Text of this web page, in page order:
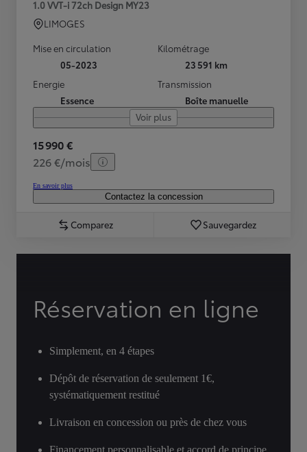
1.0 VVT-i 72ch Design MY23
LIMOGES
Mise en circulation
05-2023
Kilométrage
23 591 km
Energie
Essence
Transmission
Boîte manuelle
Voir plus
15 990 €
226 €/mois
En savoir plus
Contactez la concession
Comparez Sauvegardez
Réservation en ligne
Simplement, en 4 étapes
Dépôt de réservation de seulement 1€,
systématiquement restitué
Livraison en concession ou près de chez vous